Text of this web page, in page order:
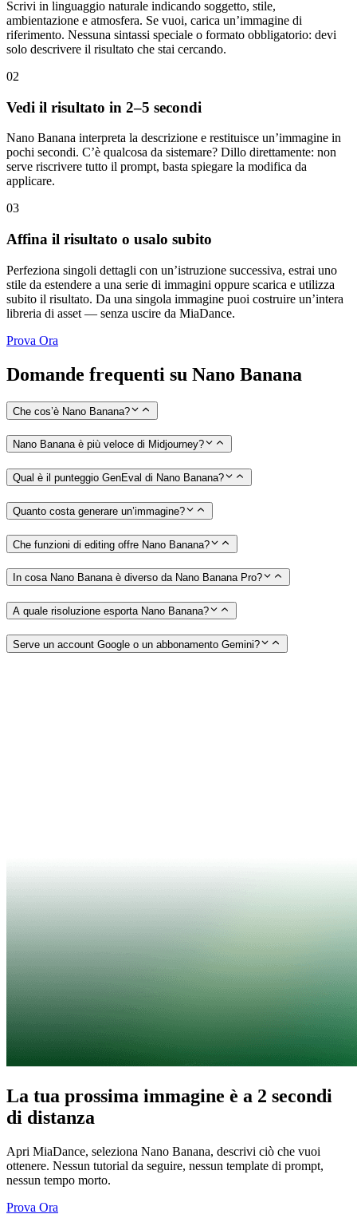
Scrivi in linguaggio naturale indicando soggetto, stile,
ambientazione e atmosfera. Se vuoi, carica un’immagine di
riferimento. Nessuna sintassi speciale o formato obbligatorio: devi
solo descrivere il risultato che stai cercando.
02
Vedi il risultato in 2–5 secondi
Nano Banana interpreta la descrizione e restituisce un’immagine in
pochi secondi. C’è qualcosa da sistemare? Dillo direttamente: non
serve riscrivere tutto il prompt, basta spiegare la modifica da
applicare.
03
Affina il risultato o usalo subito
Perfeziona singoli dettagli con un’istruzione successiva, estrai uno
stile da estendere a una serie di immagini oppure scarica e utilizza
subito il risultato. Da una singola immagine puoi costruire un’intera
libreria di asset — senza uscire da MiaDance.
Prova Ora
Domande frequenti su Nano Banana
Che cos’è Nano Banana?
Nano Banana è più veloce di Midjourney?
Qual è il punteggio GenEval di Nano Banana?
Quanto costa generare un’immagine?
Che funzioni di editing offre Nano Banana?
In cosa Nano Banana è diverso da Nano Banana Pro?
A quale risoluzione esporta Nano Banana?
Serve un account Google o un abbonamento Gemini?
La tua prossima immagine è a 2 secondi
di distanza
Apri MiaDance, seleziona Nano Banana, descrivi ciò che vuoi
ottenere. Nessun tutorial da seguire, nessun template di prompt,
nessun tempo morto.
Prova Ora